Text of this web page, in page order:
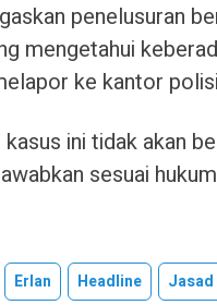
penelusuran
mengetahui
ke kantor
kasus ini tidak akan
sesuai
Erlan Headline Jasad